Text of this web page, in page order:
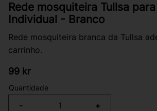
Rede mosquiteira Tullsa
Individual - Branco
Rede mosquiteira branca da Tullsa
carrinho.
99 kr
Quantidade
+
-